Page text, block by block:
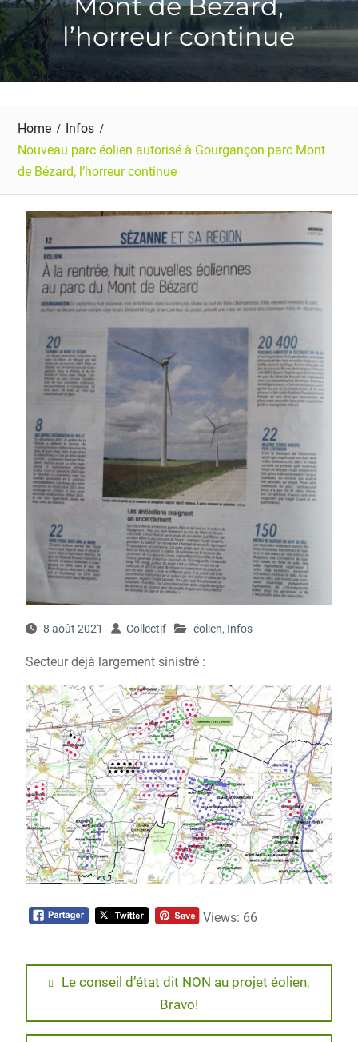
l’horreur continue
Home
Infos
Nouveau parc éolien autorisé à Gourgançon parc Mont
de Bézard, l’horreur continue
8 août 2021 Collectif éolien, Infos
Secteur déjà largement sinistré :
Views: 66
Navigation
l’article
Previous
Le conseil d’état dit NON au projet éolien,
Bravo!